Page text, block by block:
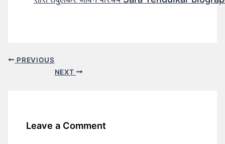
PREVIOUS
NEXT
Leave a Comment